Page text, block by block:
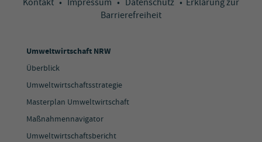
Barrierefreiheit
Umweltwirtschaft NRW
Überblick
Umweltwirtschaftsstrategie
Masterplan Umweltwirtschaft
Maßnahmennavigator
Umweltwirtschaftsbericht